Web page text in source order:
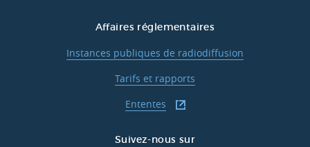
Affaires réglementaires
Instances publiques de radiodiffusion
Tarifs et rapports
Ententes
Suivez-nous sur